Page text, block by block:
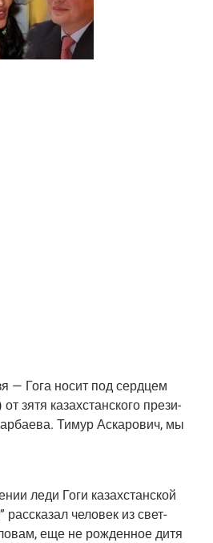
— Гога носит под серд­цем
зятя казах­стан­ско­го пре­зи­
Тимур Аска­ро­вич, мы
леди Гоги казах­стан­ской
рас­ска­зал чело­век из свет­
еще не рож­ден­ное дитя